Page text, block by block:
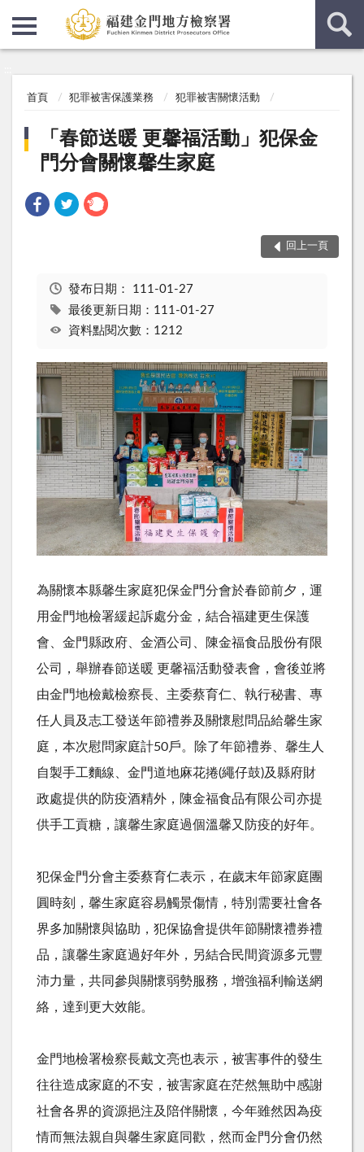
首頁 犯罪被害保護業務 犯罪被害關懷活動
「春節送暖 更馨福活動」犯保金
門分會關懷馨生家庭
回上一頁
發布日期： 111-01-27
最後更新日期：111-01-27
資料點閱次數：1212
為關懷本縣馨生家庭犯保金門分會於春節前夕，運
用金門地檢署緩起訴處分金，結合福建更生保護
會、金門縣政府、金酒公司、陳金福食品股份有限
公司，舉辦春節送暖 更馨福活動發表會，會後並將
由金門地檢戴檢察長、主委蔡育仁、執行秘書、專
任人員及志工發送年節禮券及關懷慰問品給馨生家
庭，本次慰問家庭計50戶。除了年節禮券、馨生人
自製手工麵線、金門道地麻花捲(繩仔鼓)及縣府財
政處提供的防疫酒精外，陳金福食品有限公司亦提
供手工貢糖，讓馨生家庭過個溫馨又防疫的好年。
犯保金門分會主委蔡育仁表示，在歲末年節家庭團
圓時刻，馨生家庭容易觸景傷情，特別需要社會各
界多加關懷與協助，犯保協會提供年節關懷禮券禮
品，讓馨生家庭過好年外，另結合民間資源多元豐
沛力量，共同參與關懷弱勢服務，增強福利輸送網
絡，達到更大效能。
金門地檢署檢察長戴文亮也表示，被害事件的發生
往往造成家庭的不安，被害家庭在茫然無助中感謝
社會各界的資源挹注及陪伴關懷，今年雖然因為疫
情而無法親自與馨生家庭同歡，然而金門分會仍然